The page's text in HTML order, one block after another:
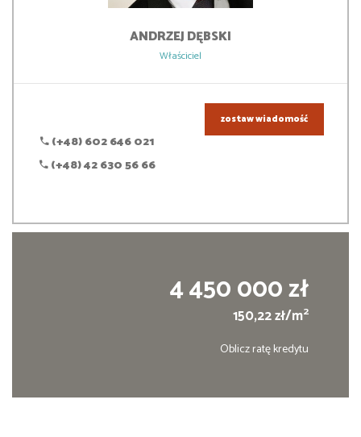
ANDRZEJ DĘBSKI
Właściciel
(+48) 602 646 021
(+48) 42 630 56 66
zostaw wiadomość
4 450 000 zł
150,22 zł/m2
Oblicz ratę kredytu